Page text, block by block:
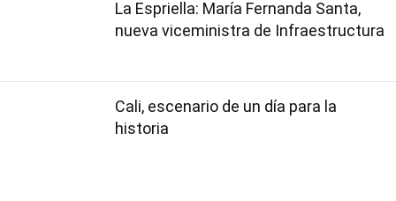
La Espriella: María Fernanda Santa,
nueva viceministra de Infraestructura
Cali, escenario de un día para la
historia